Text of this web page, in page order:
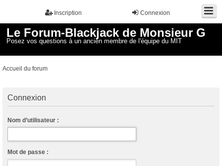
Connexion
Inscription
Le Forum-Blackjack de Monsieur G
Posez vos questions à un ancien membre de l'équipe du MIT
Accueil du forum
Connexion
Nom d’utilisateur :
Mot de passe :